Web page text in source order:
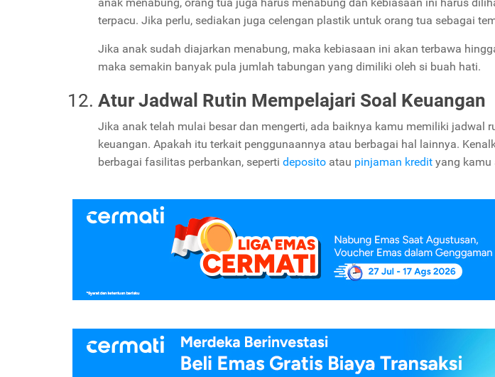
terpacu. Jika perlu, sediakan juga celengan plastik untuk orang tua sebagai
Jika anak sudah diajarkan menabung, maka kebiasaan ini akan terbawa
maka semakin banyak pula jumlah tabungan yang dimiliki oleh si buah hati.
Atur Jadwal Rutin Mempelajari Soal Keuangan
Jika anak telah mulai besar dan mengerti, ada baiknya kamu memiliki jadwal
keuangan. Apakah itu terkait penggunaannya atau berbagai hal lainnya.
berbagai fasilitas perbankan, seperti deposito atau pinjaman kredit yang kamu